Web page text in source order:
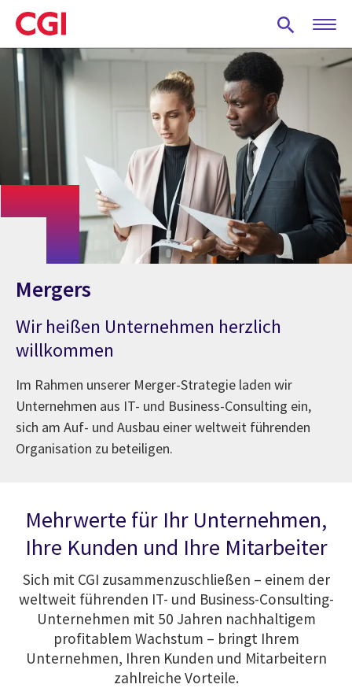
Skip
to
main
content
Mergers
Wir heißen Unternehmen herzlich
willkommen
Im Rahmen unserer Merger-Strategie laden wir
Unternehmen aus IT- und Business-Consulting ein,
sich am Auf- und Ausbau einer weltweit führenden
Organisation zu beteiligen.
Mehrwerte für Ihr Unternehmen,
Ihre Kunden und Ihre Mitarbeiter
Sich mit CGI zusammenzuschließen – einem der
weltweit führenden IT- und Business-Consulting-
Unternehmen mit 50 Jahren nachhaltigem
profitablem Wachstum – bringt Ihrem
Unternehmen, Ihren Kunden und Mitarbeitern
zahlreiche Vorteile.